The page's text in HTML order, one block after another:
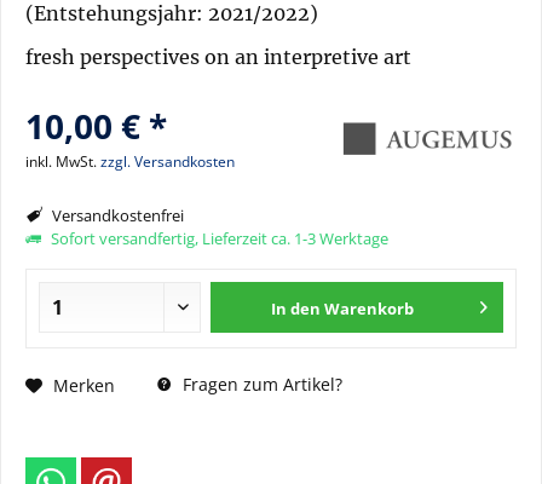
(Entstehungsjahr: 2021/2022)
fresh perspectives on an interpretive art
10,00 € *
inkl. MwSt.zzgl. Versandkosten
Versandkostenfrei
Sofort versandfertig, Lieferzeit ca. 1-3 Werktage
In den Warenkorb
Merken Fragen zum Artikel?